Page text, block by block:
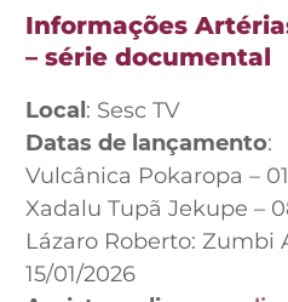
Informações
– série documental
Local : Sesc TV
Datas de lançamento:
Vulcânica Pokaropa –
Xadalu Tupã Jekupe –
Lázaro Roberto: Zumbi
15/01/2026